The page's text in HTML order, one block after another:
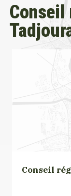
Conseil
Conseil